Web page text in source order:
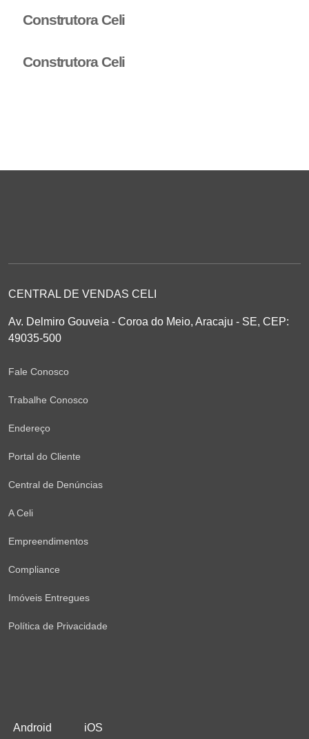
Construtora Celi
Construtora Celi
CENTRAL DE VENDAS CELI
Av. Delmiro Gouveia - Coroa do Meio, Aracaju - SE, CEP:
49035-500
Fale Conosco
Trabalhe Conosco
Endereço
Portal do Cliente
Central de Denúncias
A Celi
Empreendimentos
Compliance
Imóveis Entregues
Política de Privacidade
Android iOS